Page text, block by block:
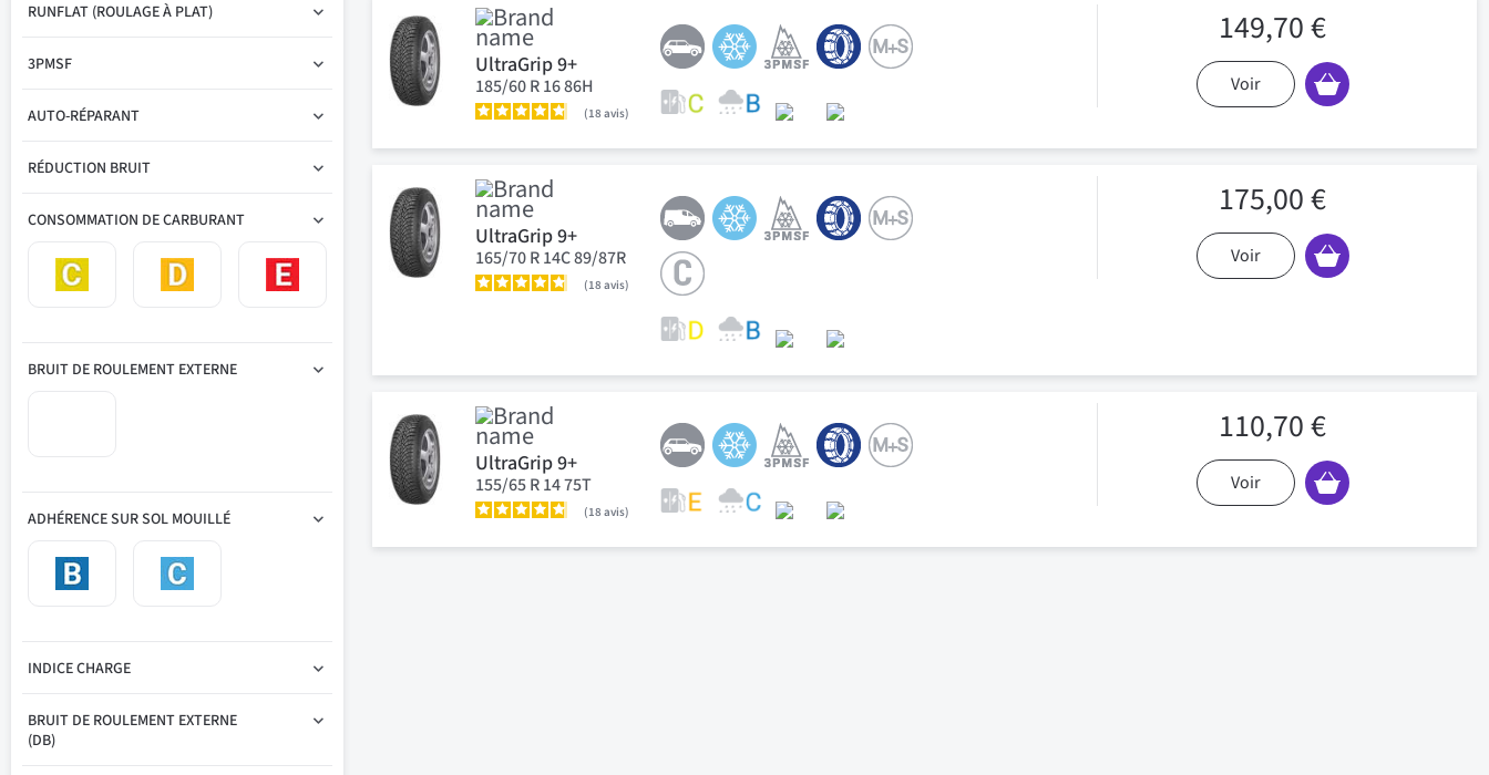
UltraGrip 9+
185/60 R 16 86H
18avis
149,70 €
Voir
UltraGrip 9+
165/70 R 14C 89/87R
18avis
175,00 €
Voir
UltraGrip 9+
155/65 R 14 75T
18avis
110,70 €
Voir
RUNFLAT (ROULAGE À PLAT)
3PMSF
AUTO-RÉPARANT
RÉDUCTION BRUIT
CONSOMMATION DE CARBURANT
BRUIT DE ROULEMENT EXTERNE
ADHÉRENCE SUR SOL MOUILLÉ
INDICE CHARGE
BRUIT DE ROULEMENT EXTERNE
(DB)